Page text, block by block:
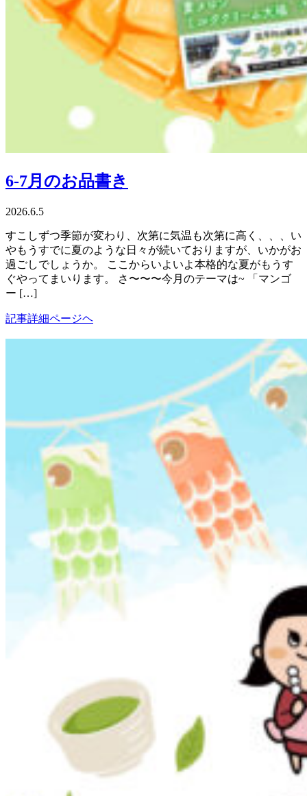
6-7月のお品書き
2026.6.5
すこしずつ季節が変わり、次第に気温も次第に高く、、、い
やもうすでに夏のような日々が続いておりますが、いかがお
過ごしでしょうか。 ここからいよいよ本格的な夏がもうす
ぐやってまいります。 さ〜〜〜今月のテーマは~ 「マンゴ
ー […]
記事詳細ページヘ